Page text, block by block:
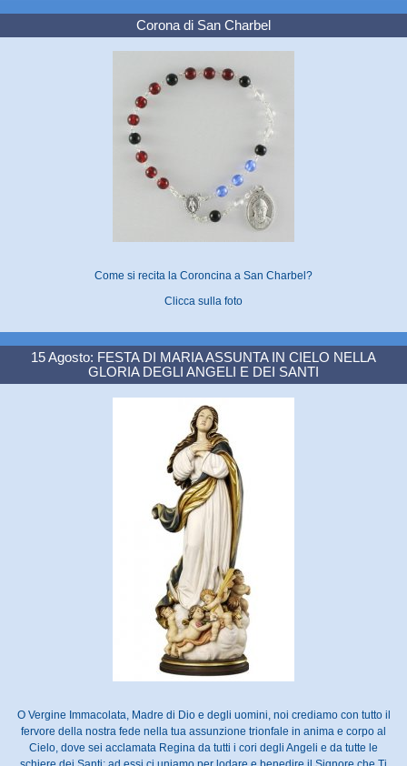
Corona di San Charbel
Come si recita la Coroncina a San Charbel?
Clicca sulla foto
15 Agosto: FESTA DI MARIA ASSUNTA IN CIELO NELLA
GLORIA DEGLI ANGELI E DEI SANTI
O Vergine Immacolata, Madre di Dio e degli uomini, noi crediamo con tutto il
fervore della nostra fede nella tua assunzione trionfale in anima e corpo al
Cielo, dove sei acclamata Regina da tutti i cori degli Angeli e da tutte le